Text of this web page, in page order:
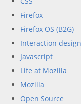
Firefox
Firefox OS (B2G)
Interaction design
Javascript
Life at Mozilla
Mozilla
Open Source